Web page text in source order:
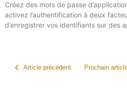
Créez des mots de passe
activez l’authentification à deux
d’enregistrer vos identifiants sur des
Article précédent Prochain